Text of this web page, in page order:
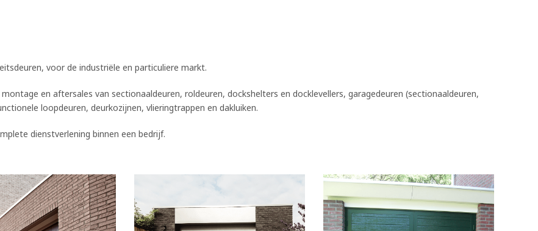
voor de industriële en particuliere markt.
en aftersales van sectionaaldeuren, roldeuren, dockshelters en docklevellers, garagedeuren (sectionaaldeuren,
loopdeuren, deurkozijnen, vlieringtrappen en dakluiken.
dienstverlening binnen een bedrijf.